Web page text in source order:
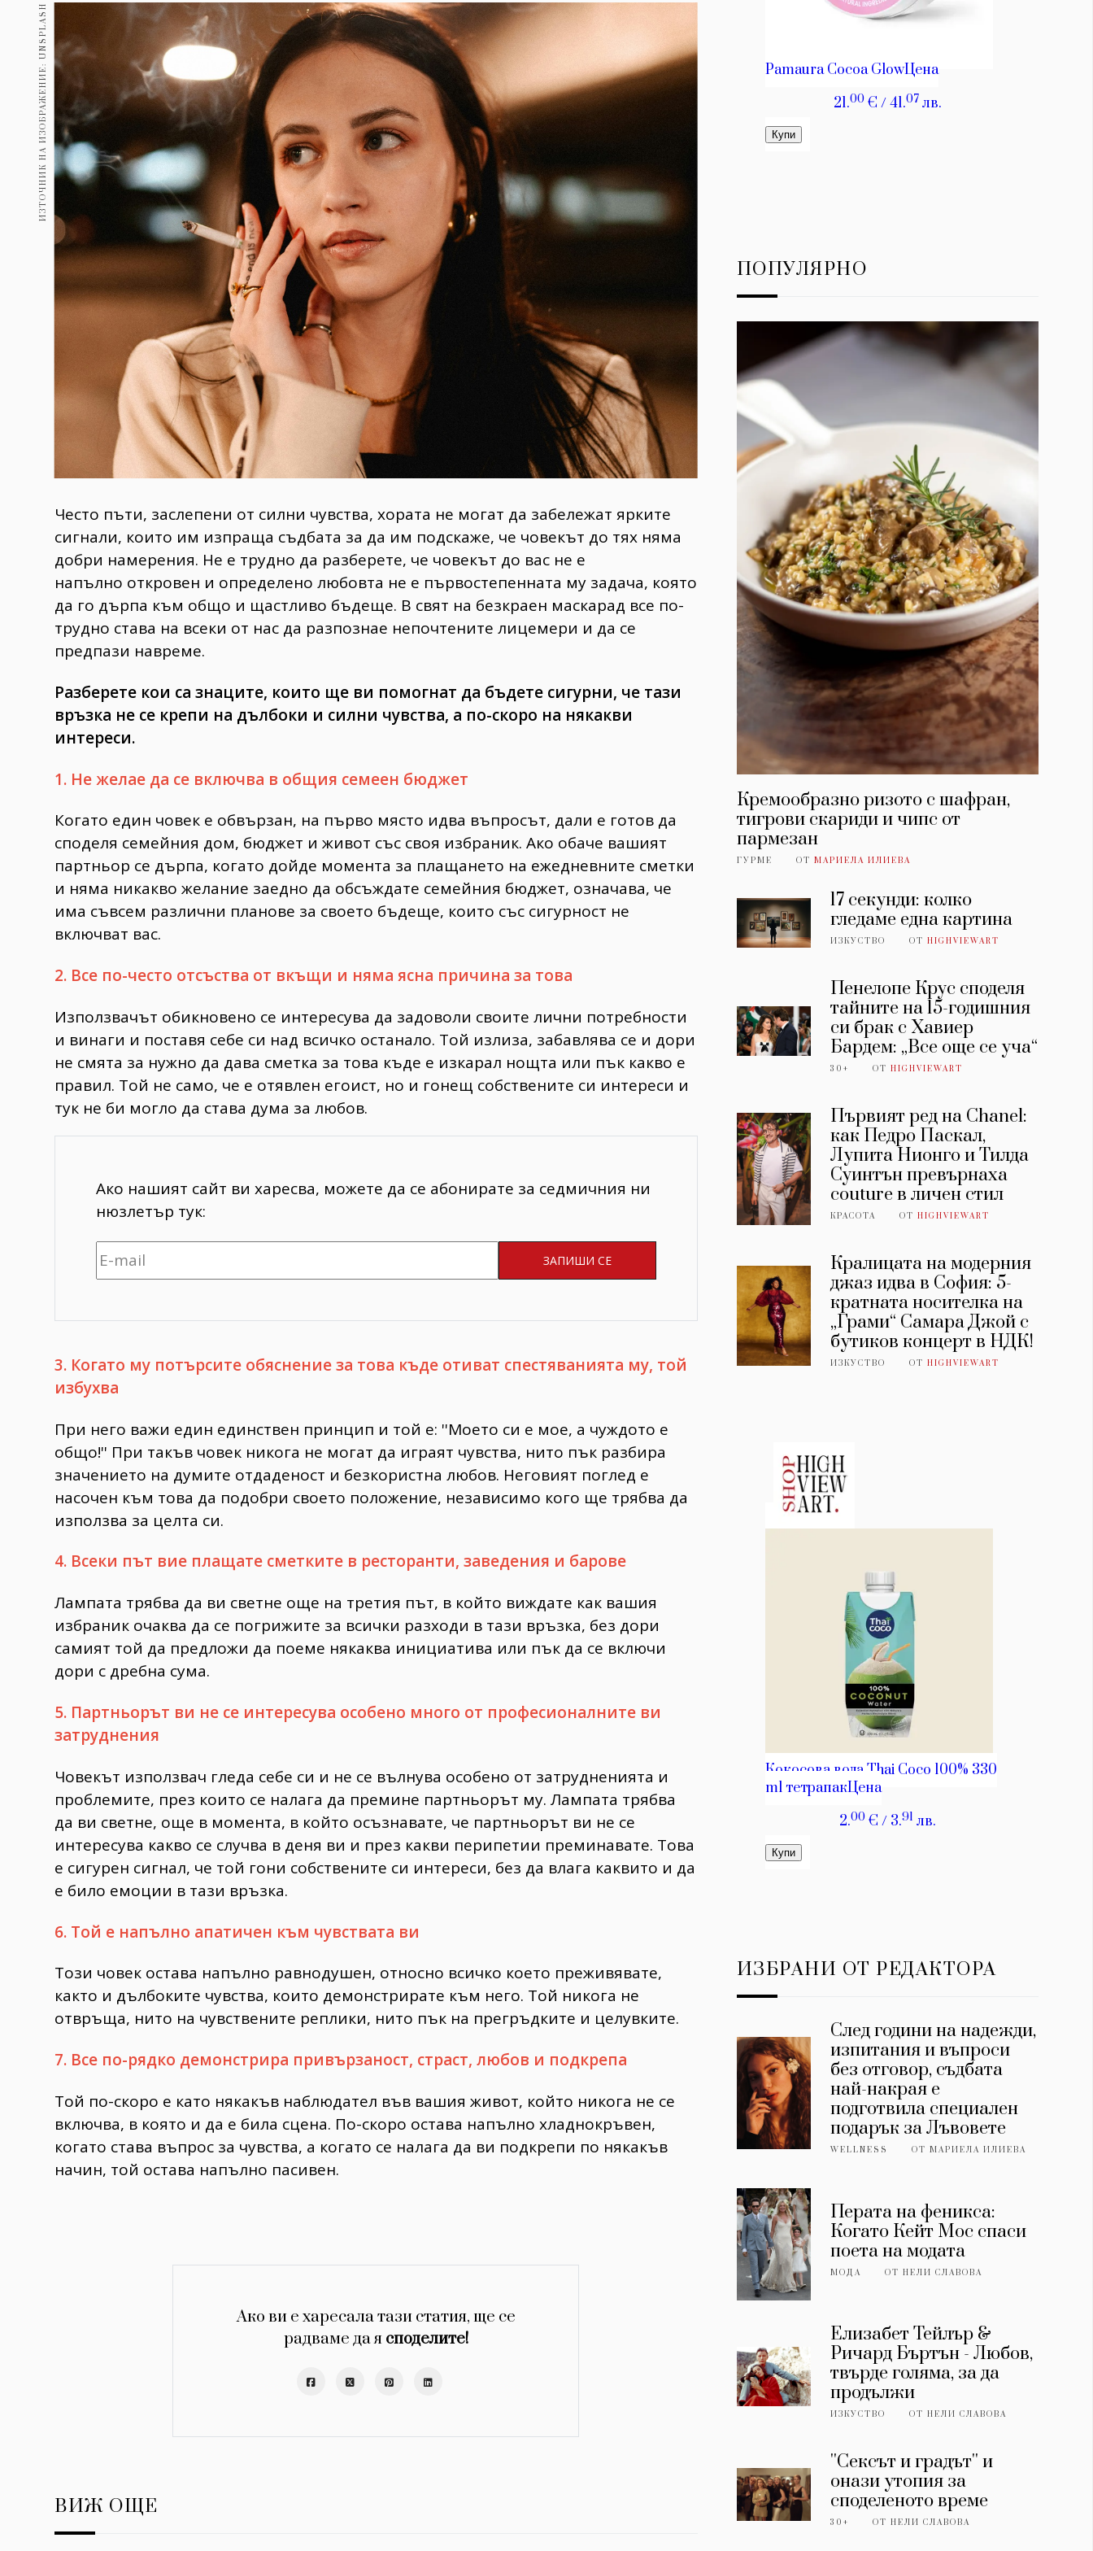
Пътувай
237
Здраве 389
Gentlemen
382
Wellness
ПОСЛЕДВАЙТЕ
НИ
ИЗТОЧНИК НА ИЗОБРАЖЕНИЕ: UNSPLASH
Често пъти, заслепени от силни чувства, хората не могат да забележат ярките
сигнали, които им изпраща съдбата за да им подскаже, че човекът до тях няма
добри намерения. Не е трудно да разберете, че човекът до вас не е
напълно откровен и определено любовта не е първостепенната му задача, която
да го дърпа към общо и щастливо бъдеще. В свят на безкраен маскарад все по-
трудно става на всеки от нас да разпознае непочтените лицемери и да се
предпази навреме.
Разберете кои са знаците, които ще ви помогнат да бъдете сигурни, че тази
връзка не се крепи на дълбоки и силни чувства, а по-скоро на някакви
интереси.
1. Не желае да се включва в общия семеен бюджет
Когато един човек е обвързан, на първо място идва въпросът, дали е готов да
споделя семейния дом, бюджет и живот със своя избраник. Ако обаче вашият
партньор се дърпа, когато дойде момента за плащането на ежедневните сметки
и няма никакво желание заедно да обсъждате семейния бюджет, означава, че
има съвсем различни планове за своето бъдеще, които със сигурност не
включват вас.
2. Все по-често отсъства от вкъщи и няма ясна причина за това
Използвачът обикновено се интересува да задоволи своите лични потребности
и винаги и поставя себе си над всичко останало. Той излиза, забавлява се и дори
не смята за нужно да дава сметка за това къде е изкарал нощта или пък какво е
правил. Той не само, че е отявлен егоист, но и гонещ собствените си интереси и
тук не би могло да става дума за любов.
Ако нашият сайт ви харесва, можете да се абонирате за седмичния ни
нюзлетър тук:
3. Когато му потърсите обяснение за това къде отиват спестяванията му, той
избухва
При него важи един единствен принцип и той е: ''Моето си е мое, а чуждото е
общо!'' При такъв човек никога не могат да играят чувства, нито пък разбира
значението на думите отдаденост и безкористна любов. Неговият поглед е
насочен към това да подобри своето положение, независимо кого ще трябва да
използва за целта си.
4. Всеки път вие плащате сметките в ресторанти, заведения и барове
Лампата трябва да ви светне още на третия път, в който виждате как вашия
избраник очаква да се погрижите за всички разходи в тази връзка, без дори
самият той да предложи да поеме някаква инициатива или пък да се включи
дори с дребна сума.
5. Партньорът ви не се интересува особено много от професионалните ви
затруднения
Човекът използвач гледа себе си и не се вълнува особено от затрудненията и
проблемите, през които се налага да премине партньорът му. Лампата трябва
да ви светне, още в момента, в който осъзнавате, че партньорът ви не се
интересува какво се случва в деня ви и през какви перипетии преминавате. Това
е сигурен сигнал, че той гони собствените си интереси, без да влага каквито и да
е било емоции в тази връзка.
6. Той е напълно апатичен към чувствата ви
Този човек остава напълно равнодушен, относно всичко което преживявате,
както и дълбоките чувства, които демонстрирате към него. Той никога не
отвръща, нито на чувствените реплики, нито пък на прегръдките и целувките.
7. Все по-рядко демонстрира привързаност, страст, любов и подкрепа
Той по-скоро е като някакъв наблюдател във вашия живот, който никога не се
включва, в която и да е била сцена. По-скоро остава напълно хладнокръвен,
когато става въпрос за чувства, а когато се налага да ви подкрепи по някакъв
начин, той остава напълно пасивен.
Ако ви е харесала тази статия, ще се
радваме да я споделите!
ВИЖ ОЩЕ
ПОПУЛЯРНО
Кремообразно ризото с шафран,
тигрови скариди и чипс от
пармезан
ГУРМЕ ОТ МАРИЕЛА ИЛИЕВА
17 секунди: колко
гледаме една картина
ИЗКУСТВО ОТHIGHVIEWART
Пенелопе Крус споделя
тайните на 15-годишния
си брак с Хавиер
Бардем: „Все още се уча“
30+ ОТHIGHVIEWART
Първият ред на Chanel:
как Педро Паскал,
Лупита Нионго и Тилда
Суинтън превърнаха
couture в личен стил
КРАСОТА ОТHIGHVIEWART
Кралицата на модерния
джаз идва в София: 5-
кратната носителка на
„Грами“ Самара Джой с
бутиков концерт в НДК!
ИЗКУСТВО ОТHIGHVIEWART
ИЗБРАНИ ОТ РЕДАКТОРА
След години на надежди,
изпитания и въпроси
без отговор, съдбата
най-накрая е
подготвила специален
подарък за Лъвовете
WELLNESS ОТМАРИЕЛА ИЛИЕВА
Перата на феникса:
Когато Кейт Мос спаси
поета на модата
МОДА ОТНЕЛИ СЛАВОВА
Елизабет Тейлър &
Ричард Бъртън - Любов,
твърде голяма, за да
продължи
ИЗКУСТВО ОТНЕЛИ СЛАВОВА
''Сексът и градът'' и
онази утопия за
споделеното време
30+ ОТНЕЛИ СЛАВОВА